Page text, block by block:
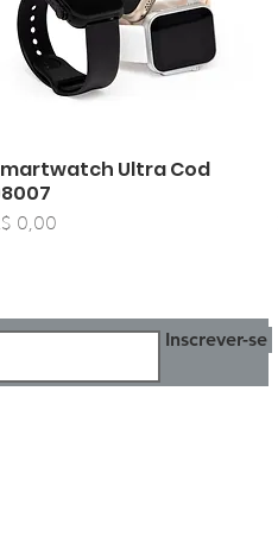
Visualização rápida
Ultra Cod
0,00
Inscrever-se